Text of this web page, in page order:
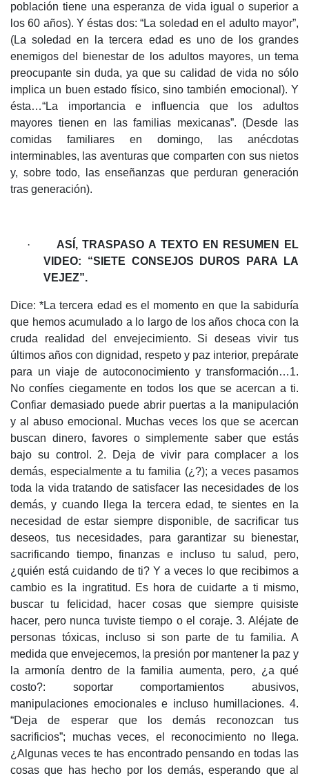
población tiene una esperanza de vida igual o superior a
los 60 años). Y éstas dos: “La soledad en el adulto mayor”,
(La soledad en la tercera edad es uno de los grandes
enemigos del bienestar de los adultos mayores, un tema
preocupante sin duda, ya que su calidad de vida no sólo
implica un buen estado físico, sino también emocional). Y
ésta…“La importancia e influencia que los adultos
mayores tienen en las familias mexicanas”. (Desde las
comidas familiares en domingo, las anécdotas
interminables, las aventuras que comparten con sus nietos
y, sobre todo, las enseñanzas que perduran generación
tras generación).
·
ASÍ, TRASPASO A TEXTO EN RESUMEN EL
VIDEO: “SIETE CONSEJOS DUROS PARA LA
VEJEZ”.
Dice: *La tercera edad es el momento en que la sabiduría
que hemos acumulado a lo largo de los años choca con la
cruda realidad del envejecimiento. Si deseas vivir tus
últimos años con dignidad, respeto y paz interior, prepárate
para un viaje de autoconocimiento y transformación…1.
No confíes ciegamente en todos los que se acercan a ti.
Confiar demasiado puede abrir puertas a la manipulación
y al abuso emocional. Muchas veces los que se acercan
buscan dinero, favores o simplemente saber que estás
bajo su control. 2. Deja de vivir para complacer a los
demás, especialmente a tu familia (¿?); a veces pasamos
toda la vida tratando de satisfacer las necesidades de los
demás, y cuando llega la tercera edad, te sientes en la
necesidad de estar siempre disponible, de sacrificar tus
deseos, tus necesidades, para garantizar su bienestar,
sacrificando tiempo, finanzas e incluso tu salud, pero,
¿quién está cuidando de ti? Y a veces lo que recibimos a
cambio es la ingratitud. Es hora de cuidarte a ti mismo,
buscar tu felicidad, hacer cosas que siempre quisiste
hacer, pero nunca tuviste tiempo o el coraje. 3. Aléjate de
personas tóxicas, incluso si son parte de tu familia. A
medida que envejecemos, la presión por mantener la paz y
la armonía dentro de la familia aumenta, pero, ¿a qué
costo?: soportar comportamientos abusivos,
manipulaciones emocionales e incluso humillaciones. 4.
“Deja de esperar que los demás reconozcan tus
sacrificios”; muchas veces, el reconocimiento no llega.
¿Algunas veces te has encontrado pensando en todas las
cosas que has hecho por los demás, esperando que al